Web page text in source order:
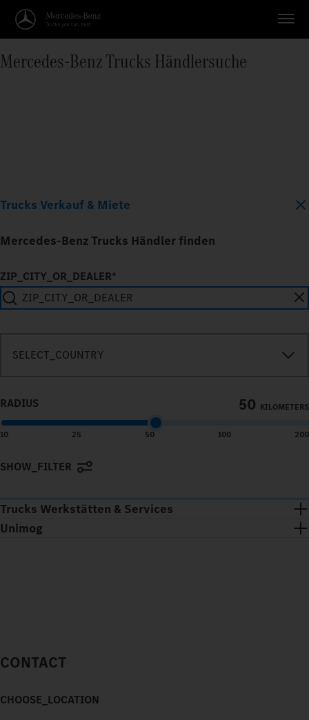
Mercedes‑Benz Trucks Händlersuche
Trucks Verkauf & Miete
Mercedes-Benz Trucks Händler finden
ZIP_CITY_OR_DEALER*
SELECT_COUNTRY
RADIUS 50 KILOMETERS
10 25 50 100 200
SHOW_FILTER
Trucks Werkstätten & Services
Unimog
CONTACT
CHOOSE_LOCATION